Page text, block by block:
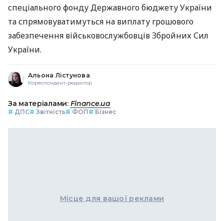
спеціального фонду Державного бюджету України
та спрямовуватимуться на виплату грошового
забезпечення військовослужбовців Збройних Сил
України.
Альона Лістунова
Кореспондент-редактор
За матеріалами: Finance.ua
# ДПС# Звітність# ФОП# Бізнес
Місце для вашої реклами